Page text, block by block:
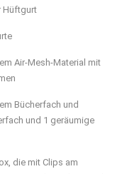
Hüftgurt
Air-Mesh-Material mit
Bücherfach und
und 1 geräumige
die mit Clips am